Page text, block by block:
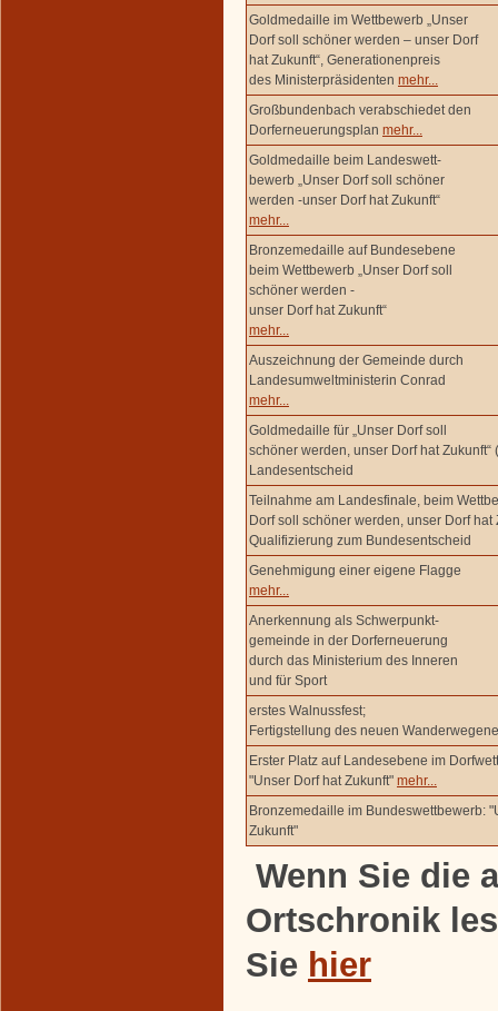
Goldmedaille im Wettbewerb „Unser
Dorf soll schöner werden – unser Dorf
hat Zukunft“, Generationenpreis
des Ministerpräsidenten mehr...
Großbundenbach verabschiedet den
Dorferneuerungsplan mehr...
Goldmedaille beim Landeswett-
bewerb „Unser Dorf soll schöner
werden -unser Dorf hat Zukunft“
mehr...
Bronzemedaille auf Bundesebene
beim Wettbewerb „Unser Dorf soll
schöner werden -
unser Dorf hat Zukunft“
mehr...
Auszeichnung der Gemeinde durch
Landesumweltministerin Conrad
mehr...
Goldmedaille für „Unser Dorf soll
schöner werden, unser Dorf hat Zukunft“
Landesentscheid
Teilnahme am Landesfinale, beim
Dorf soll schöner werden, unser Dorf hat
Qualifizierung zum Bundesentscheid
Genehmigung einer eigene Flagge
mehr...
Anerkennung als Schwerpunkt-
gemeinde in der Dorferneuerung
durch das Ministerium des Inneren
und für Sport
erstes Walnussfest;
Fertigstellung des neuen
Erster Platz auf Landesebene im
"Unser Dorf hat Zukunft" mehr...
Bronzemedaille im Bundeswettbewerb:
Zukunft"
Wenn Sie die
Ortschronik
Sie hier